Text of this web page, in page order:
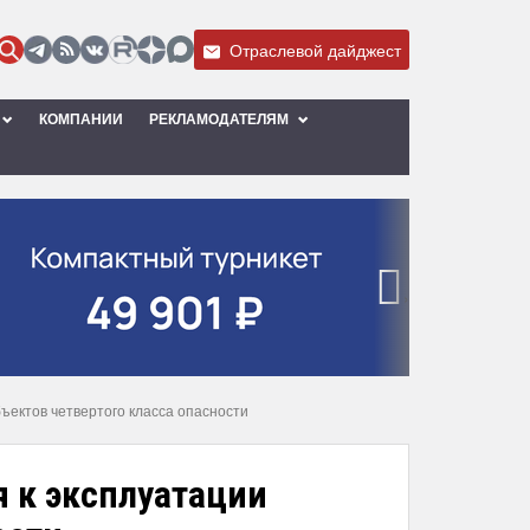
Отраслевой дайджест
КОМПАНИИ РЕКЛАМОДАТЕЛЯМ
четвертого класса опасности
к эксплуатации